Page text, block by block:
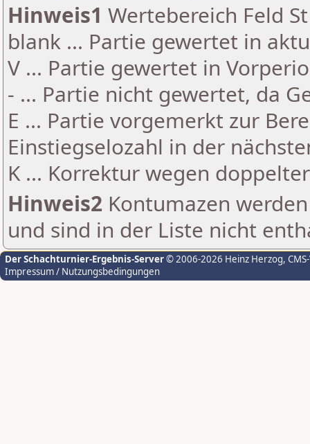
Hinweis1 Wertebereich Feld
blank ... Partie gewertet in
V ... Partie gewertet in
- ... Partie nicht gewertet, da
E ... Partie vorgemerkt zur
Einstiegselozahl in der
K ... Korrektur wegen
Hinweis2 Kontumazen
und sind in der Liste nicht
Der Schachturnier-Ergebnis-Server© 2006-2026 Heinz Herzog,
Impressum / Nutzungsbedingungen